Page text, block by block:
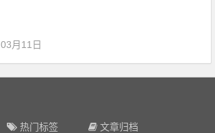
03月11日
热门标签
文章归档